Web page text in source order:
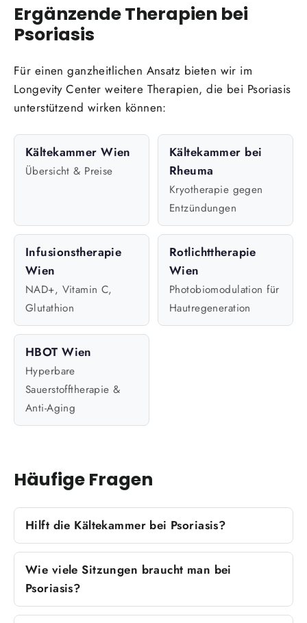
Ergänzende Therapien bei
Psoriasis
Für einen ganzheitlichen Ansatz bieten wir im
Longevity Center weitere Therapien, die bei Psoriasis
unterstützend wirken können:
Kältekammer Wien
Übersicht & Preise
Kältekammer bei
Rheuma
Kryotherapie gegen
Entzündungen
Infusionstherapie
Wien
NAD+, Vitamin C,
Glutathion
Rotlichttherapie
Wien
Photobiomodulation für
Hautregeneration
HBOT Wien
Hyperbare
Sauerstofftherapie &
Anti-Aging
Häufige Fragen
Hilft die Kältekammer bei Psoriasis?
Wie viele Sitzungen braucht man bei
Psoriasis?